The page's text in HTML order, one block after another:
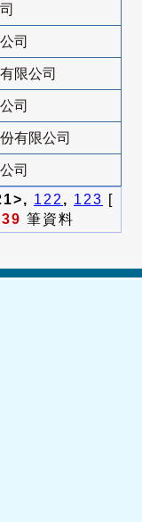
司
限公司
司
有限公司
司
122 , 123 [
筆資料